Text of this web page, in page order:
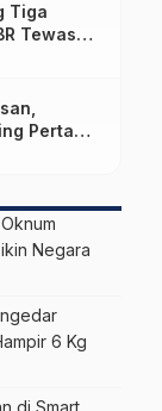
Tiga
Tewas
Pertama
Negara
6 Kg